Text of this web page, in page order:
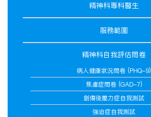
精神科專科醫生
服務範圍
精神科自我評估問卷
病人健康狀況問卷 (PHQ-9)
焦慮症問卷 (GAD-7)
創傷後壓力症自我測試
強迫症自我測試